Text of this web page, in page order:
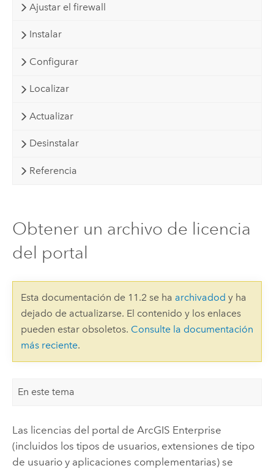
Ajustar el firewall
Instalar
Configurar
Localizar
Actualizar
Desinstalar
Referencia
Obtener un archivo de licencia
del portal
Esta documentación de 11.2 se ha archivadod y ha
dejado de actualizarse. El contenido y los enlaces
pueden estar obsoletos. Consulte la documentación
más reciente.
En este tema
Las licencias del portal de ArcGIS Enterprise
(incluidos los tipos de usuarios, extensiones de tipo
de usuario y aplicaciones complementarias) se